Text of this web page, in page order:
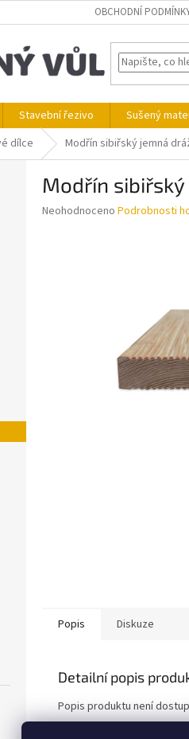
OBCHODNÍ
Stavební řezivo Sušený
dílce Modřín sibiřský jemná
Modřín
Průměrné
Neohodnoceno Podrobnosti
Popis Diskuze
Detailní popis
Popis produktu není